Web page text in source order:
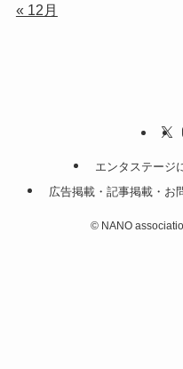
« 12月
エンタステージ
広告掲載・記事掲載・お
© NANO